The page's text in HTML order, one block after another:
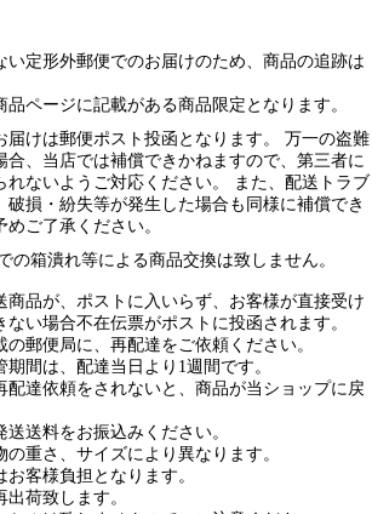
定形外郵便でのお届けのため、商品の追跡は
品ページに記載がある商品限定となります。
届けは郵便ポスト投函となります。 万一の盗難
合、当店では補償できかねますので、第三者に
れないようご対応ください。 また、配送トラブ
破損・紛失等が発生した場合も同様に補償でき
ご了承ください。
の箱潰れ等による商品交換は致しません。
商品が、ポストに入いらず、お客様が直接受け
ない場合不在伝票がポストに投函されます。
の郵便局に、再配達をご依頼ください。
期間は、配達当日より1週間です。
配達依頼をされないと、商品が当ショップに戻
送送料をお振込みください。
の重さ、サイズにより異なります。
お客様負担となります。
出荷致します。